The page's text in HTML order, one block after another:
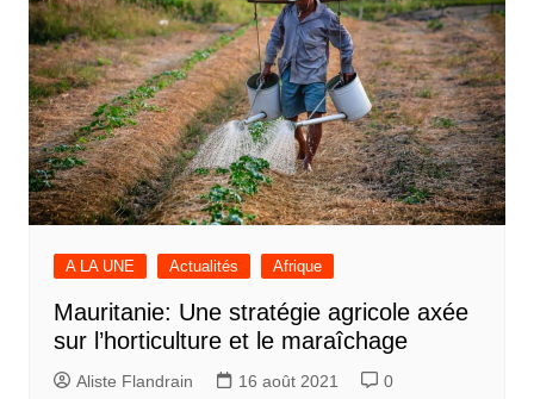
A LA UNE Actualités Afrique
Mauritanie: Une stratégie agricole axée
sur l’horticulture et le maraîchage
Aliste Flandrain 16 août 2021 0